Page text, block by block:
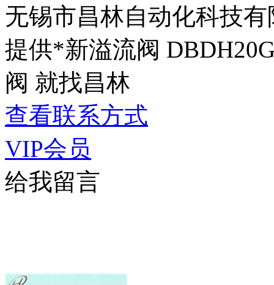
无锡市昌林自动化科技有
提供*新溢流阀
阀 就找昌林
查看联系方式
VIP会员
给我留言